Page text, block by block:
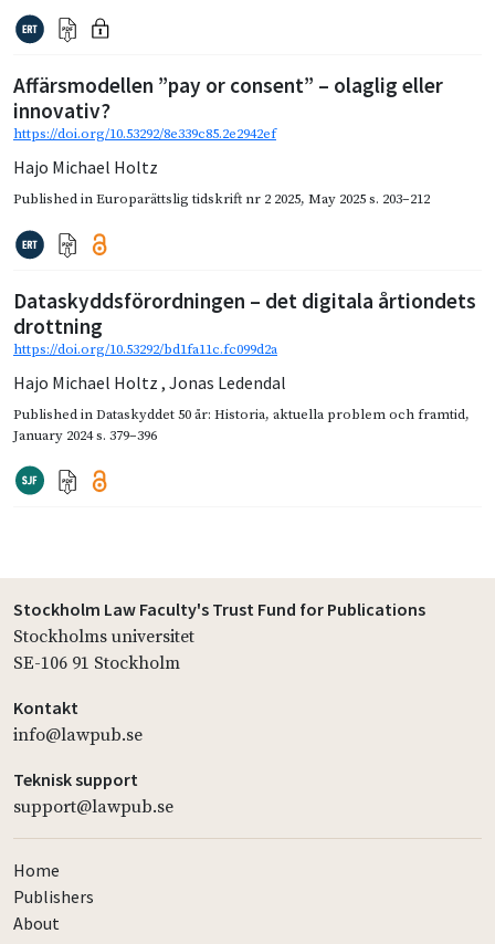
Affärsmodellen ”pay or consent” – olaglig eller
innovativ?
https://doi.org/10.53292/8e339c85.2e2942ef
Hajo Michael Holtz
Published inEuroparättslig tidskrift nr 2 2025, May 2025s. 203–212
Dataskyddsförordningen – det digitala årtiondets
drottning
https://doi.org/10.53292/bd1fa11c.fc099d2a
Hajo Michael Holtz , Jonas Ledendal
Published inDataskyddet 50 år: Historia, aktuella problem och framtid,
January 2024s. 379–396
Stockholm Law Faculty's Trust Fund for Publications
Stockholms universitet
SE-106 91 Stockholm
Kontakt
info@lawpub.se
Teknisk support
support@lawpub.se
Home
Publishers
About